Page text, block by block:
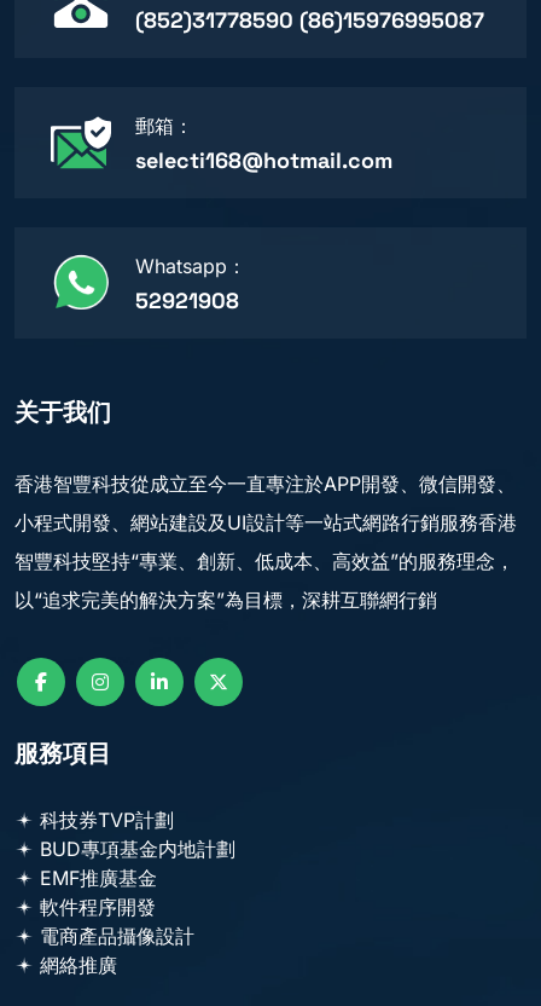
(852)31778590 (86)15976995087
郵箱：
selecti168@hotmail.com
Whatsapp：
52921908
关于我们
香港智豐科技從成立至今一直專注於APP開發、微信開發、
小程式開發、網站建設及UI設計等一站式網路行銷服務香港
智豐科技堅持“專業、創新、低成本、高效益”的服務理念，
以“追求完美的解決方案”為目標，深耕互聯網行銷
服務項目
科技券TVP計劃
BUD專項基金内地計劃
EMF推廣基金
軟件程序開發
電商產品攝像設計
網絡推廣